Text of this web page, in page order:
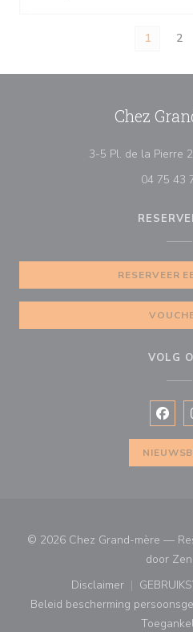
1 2
Chez
3-5 Pl. de la Pierre
04 75 43
RESERVEER
VOLG
© 2026 Chez Grand-mère —
door
Disclaimer
((opent in een
Beleid bescherming
((opent in